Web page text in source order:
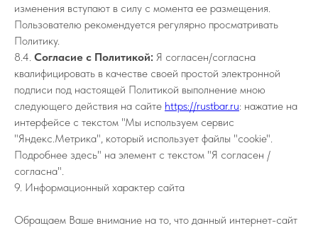
изменения вступают в силу с момента ее размещения.
Пользователю рекомендуется регулярно просматривать
Политику.
8.4. Согласие с Политикой: Я согласен/согласна
квалифицировать в качестве своей простой электронной
подписи под настоящей Политикой выполнение мною
следующего действия на сайте https://rustbar.ru: нажатие на
интерфейсе с текстом "Мы используем сервис
"Яндекс.Метрика", который использует файлы "cookie".
Подробнее здесь" на элемент с текстом "Я согласен /
согласна".
9. Информационный характер сайта
Обращаем Ваше внимание на то, что данный интернет-сайт